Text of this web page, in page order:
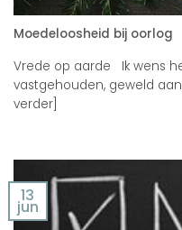
Moedeloosheid bij oorlog
Vrede op aarde Ik wens
vastgehouden, geweld
verder]
13
jun